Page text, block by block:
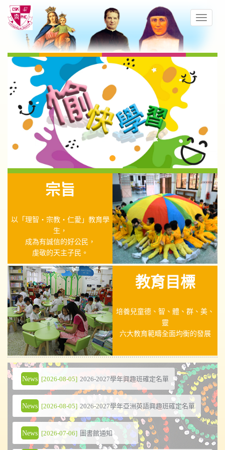
宗旨
以「理智‧宗教‧仁愛」教育學
生，
成為有誠信的好公民，
虔敬的天主子民。
教育目標
培養兒童德、智、體、群、美、
靈
六大教育範疇全面均衡的發展
News [2026-08-05] 2026-2027學年興趣班確定名單
News [2026-08-05] 2026-2027學年亞洲英語興趣班確定名單
News [2026-07-06] 圖書館通知